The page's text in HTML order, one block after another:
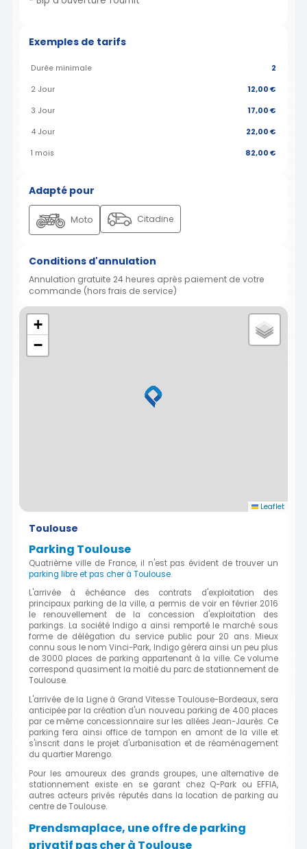
Exemples de tarifs
Durée minimale 2
2 Jour 12,00 €
3 Jour 17,00 €
4 Jour 22,00 €
1 mois 82,00 €
Adapté pour
Moto Citadine
Conditions d'annulation
Annulation gratuite 24 heures après paiement de votre
commande (hors frais de service)
+
−
Leaflet
Toulouse
Parking Toulouse
Quatrième ville de France, il n'est pas évident de trouver un
parking libre et pas cher à Toulouse.
L'arrivée à échéance des contrats d'exploitation des
principaux parking de la ville, a permis de voir en février 2016
le renouvellement de la concession d'exploitation des
parkings. La société Indigo a ainsi remporté le marché sous
forme de délégation du service public pour 20 ans. Mieux
connu sous le nom Vinci-Park, Indigo gérera ainsi un peu plus
de 3000 places de parking appartenant à la ville. Ce volume
correspond quasiment la moitié du parc de stationnement de
Toulouse.
L'arrivée de la Ligne à Grand Vitesse Toulouse-Bordeaux, sera
anticipée par la création d'un nouveau parking de 400 places
par ce même concessionnaire sur les allées Jean-Jaurès. Ce
parking fera ainsi office de tampon en amont de la ville et
s'inscrit dans le projet d'urbanisation et de réaménagement
du quartier Marengo.
Pour les amoureux des grands groupes, une alternative de
stationnement existe en se garant chez Q-Park ou EFFIA,
autres acteurs privés réputés dans la location de parking au
centre de Toulouse.
Prendsmaplace, une offre de parking
privatif pas cher à Toulouse